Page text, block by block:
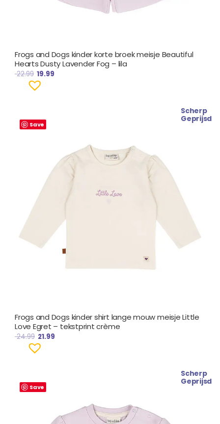
Frogs and Dogs kinder korte broek meisje Beautiful
Hearts Dusty Lavender Fog – lila
22.99 19.99
Save
Scherp
Geprijsd
Frogs and Dogs kinder shirt lange mouw meisje Little
Love Egret – tekstprint crème
24.99
prijs
was:
21.99
Save
Scherp
Geprijsd